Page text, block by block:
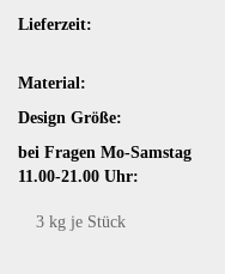
Lieferzeit:
Material:
Design Größe:
bei Fragen Mo-Samstag
11.00-21.00 Uhr:
3 kg je Stück